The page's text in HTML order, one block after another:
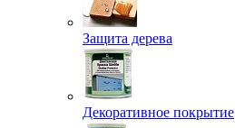
Защита дерева
Декоративное покрытие